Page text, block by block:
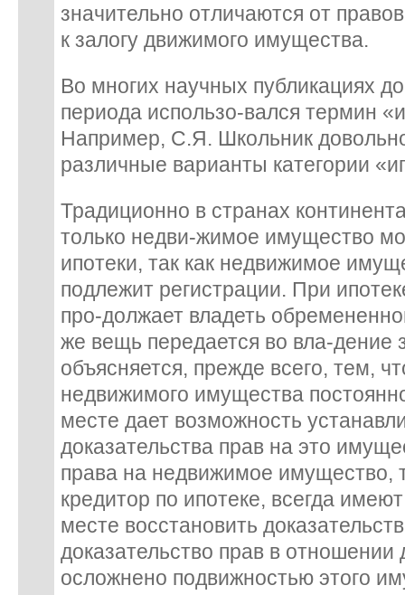
значительно отличаются от
к залогу движимого имущества.
Во многих научных публикациях
периода использо-вался термин
Например, С.Я. Школьник
различные варианты категории
Традиционно в странах
только недви-жимое имущество
ипотеки, так как недвижимое
подлежит регистрации. При
про-должает владеть
же вещь передается во вла-
объясняется, прежде всего, тем,
недвижимого имущества
месте дает возможность
доказательства прав на это
права на недвижимое имущество,
кредитор по ипотеке, всегда
месте восстановить
доказательство прав в
осложнено подвижностью этого